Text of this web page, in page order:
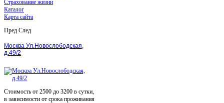
Страхование жизни
Каталог
Карта сайта
Пред След
Москва Ул.Новослободская,
д.49/2
Стоимость от 2500 до 3200 в сутки,
в зависимости от срока проживания